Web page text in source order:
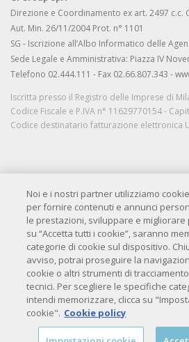
Direzione e Coordinamento ex art. 2497 c.c.
Aut. Min. 26/11/2004 Prot. n° 1101
SG - Iscrizione all’Albo Informatico delle
Sede Legale e Amministrativa: Piazza IV
Telefono 02.444.111 - Fax 02.66.807.343 -
Iscritta presso il Registro delle Imprese di
Codice Fiscale e P.IVA n° 11629770154 -
Codice destinatario fatturazione elettronica
Privacy|Privacy candidati| Privacy clienti|
Copyright© 2009-2026 QIBIT. All rights reserved.
Noi e i nostri partner utilizziamo
per fornire contenuti e annunci
le prestazioni, sviluppare e migliorare
su “Accetta tutti i cookie”, saranno
categorie di cookie sul dispositivo.
avviso, potrai proseguire la
cookie o altri strumenti di
tecnici. Per scegliere le specifiche
intendi memorizzare, clicca su
cookie". Cookie policy